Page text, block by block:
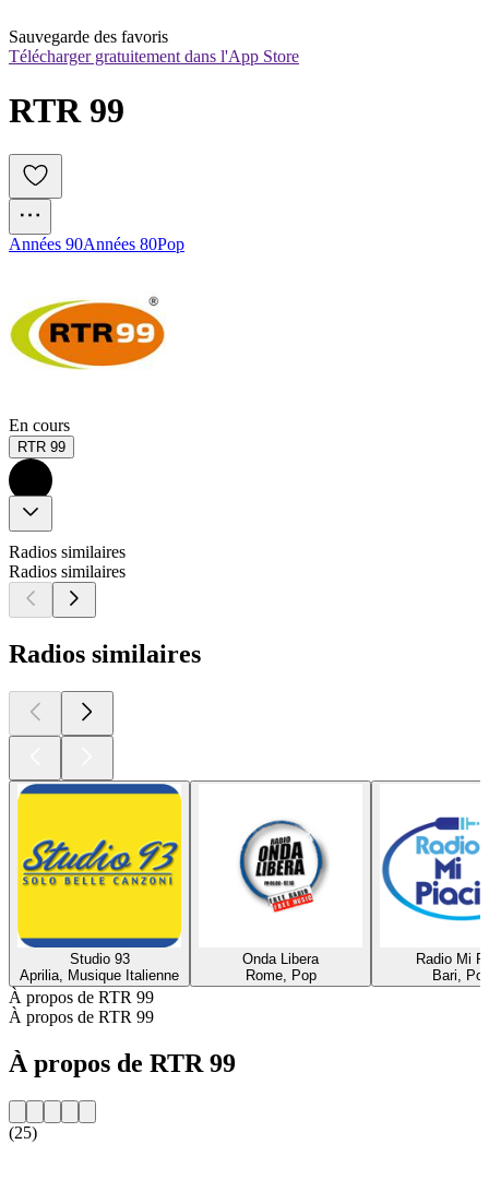
Sauvegarde des favoris
Télécharger gratuitement dans l'App Store
RTR 99
Années 90Années 80Pop
En cours
RTR 99
Radios similaires
Radios similaires
Radios similaires
Studio 93
Aprilia, Musique Italienne
Onda Libera
Rome, Pop
Radio Mi
Bari,
À propos de RTR 99
À propos de RTR 99
À propos de RTR 99
(25)